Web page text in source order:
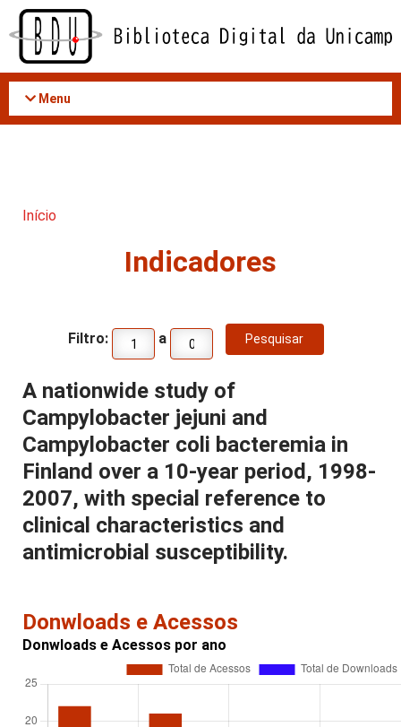
Acessar
conteúdo
Menu
Início
Indicadores
Filtro: a
A nationwide study of
Campylobacter jejuni and
Campylobacter coli bacteremia in
Finland over a 10-year period, 1998-
2007, with special reference to
clinical characteristics and
antimicrobial susceptibility.
Donwloads e Acessos
Donwloads e Acessos por ano